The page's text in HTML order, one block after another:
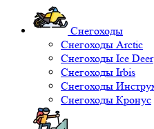
Снегоходы
Снегоходы Arctic
Снегоходы Ice Deer
Снегоходы Irbis
Снегоходы
Снегоходы Кронус